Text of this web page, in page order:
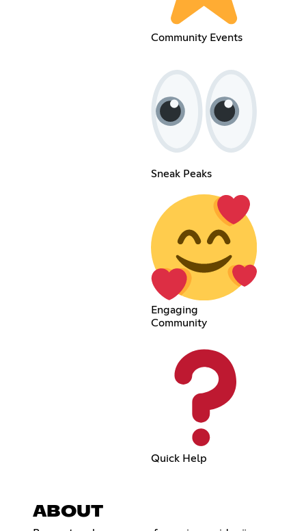
Community Events
Sneak Peaks
Engaging
Community
Quick Help
ABOUT